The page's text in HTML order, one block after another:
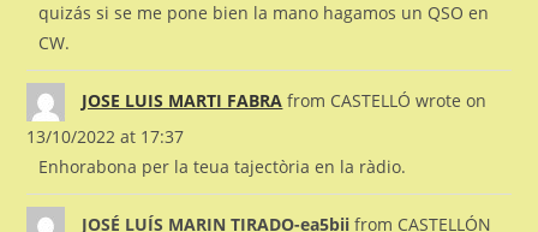
quizás si se me pone bien la mano hagamos un QSO en
CW.
JOSE LUIS MARTI FABRA from CASTELLÓ wrote on
13/10/2022 at 17:37
Enhorabona per la teua tajectòria en la ràdio.
JOSÉ LUÍS MARIN TIRADO-ea5biifrom CASTELLÓN